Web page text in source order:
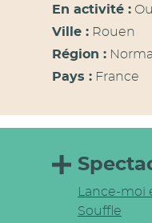
En activité :
Ville : Rouen
Région :
Pays : France
Lance-moi
Souffle